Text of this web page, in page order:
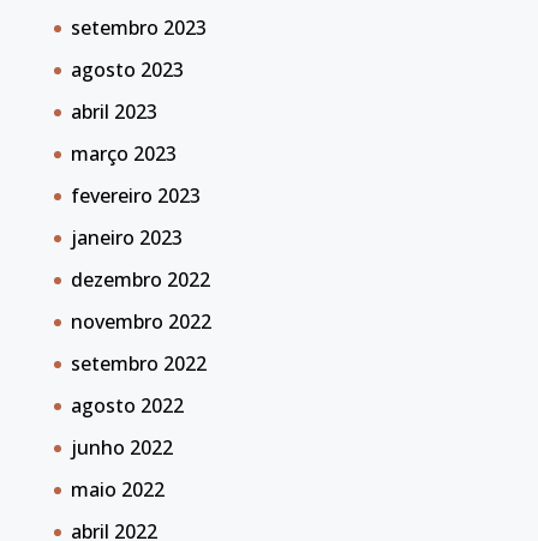
setembro 2023
agosto 2023
abril 2023
março 2023
fevereiro 2023
janeiro 2023
dezembro 2022
novembro 2022
setembro 2022
agosto 2022
junho 2022
maio 2022
abril 2022